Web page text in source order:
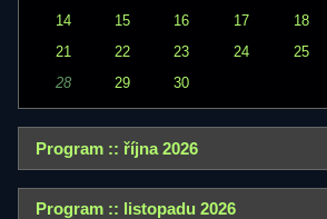
14
15 16 17 18
21
22 23 24 25
28
29 30
Program :: října 2026
Program :: listopadu 2026